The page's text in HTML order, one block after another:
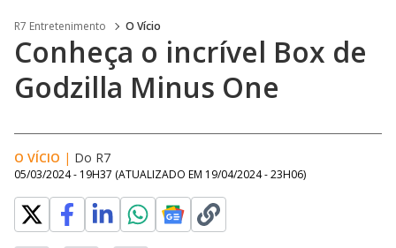
R7 Entretenimento O Vício
Conheça o incrível Box de
Godzilla Minus One
O VÍCIO | Do R7
05/03/2024 - 19H37 (ATUALIZADO EM 19/04/2024 - 23H06)